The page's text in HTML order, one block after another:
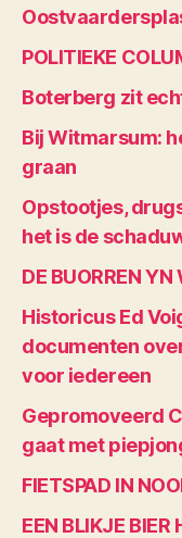
POLITIEKE
Boterberg zit
Bij Witmarsum:
graan
Opstootjes,
het is de
DE BUORREN YN
Historicus Ed
documenten
voor iedereen
Gepromoveerd
gaat met
FIETSPAD IN
EEN BLIKJE